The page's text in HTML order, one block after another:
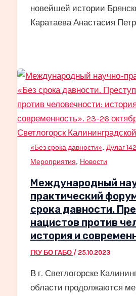
новейшей истории
Каратаева Анастасия
«Без срока давности», Дулаг 142
Мероприятия, Новости
Международный
практический
срока давности.
нацистов против
история и
ГКУ БО ГАБО / 25.10.2023
В г. Светлогорске
области продолжаются